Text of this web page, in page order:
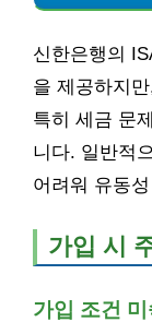
신한은행의
을 제공하지
특히 세금 문
니다. 일반적
어려워 유동
가입 시
가입 조건 미